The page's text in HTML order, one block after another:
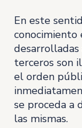
En este
conocimiento
terceros son
el orden
se proceda a
las mismas.